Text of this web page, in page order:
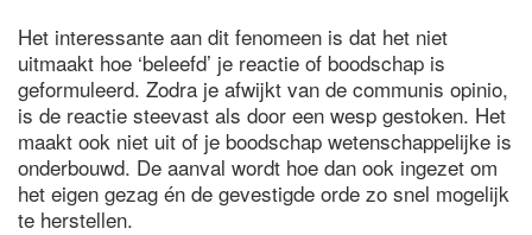
Het interessante aan dit fenomeen is dat het niet
uitmaakt hoe ‘beleefd’ je reactie of boodschap is
geformuleerd. Zodra je afwijkt van de communis opinio,
is de reactie steevast als door een wesp gestoken. Het
maakt ook niet uit of je boodschap wetenschappelijke is
onderbouwd. De aanval wordt hoe dan ook ingezet om
het eigen gezag én de gevestigde orde zo snel mogelijk
te herstellen.